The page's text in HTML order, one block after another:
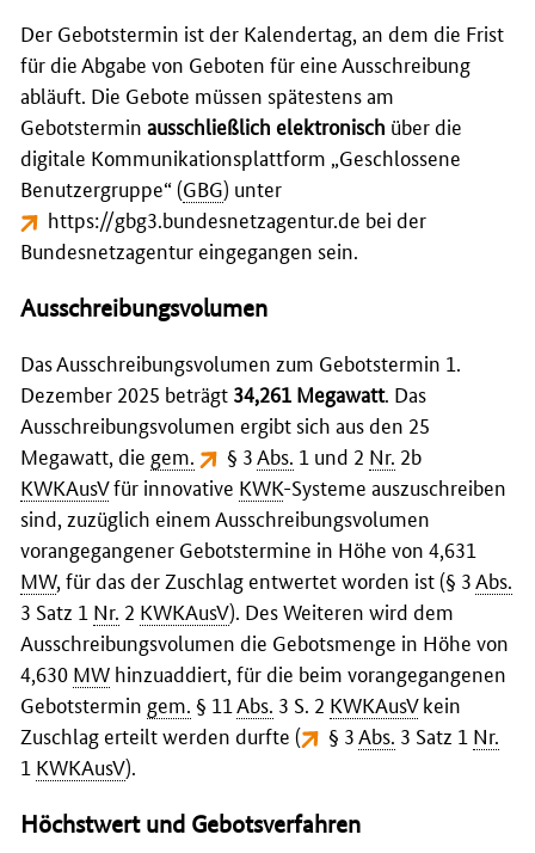
Der Gebotstermin ist der Kalendertag, an dem die Frist
für die Abgabe von Geboten für eine Ausschreibung
abläuft. Die Gebote müssen spätestens am
Gebotstermin ausschließlich elektronisch über die
digitale Kommunikationsplattform „Geschlossene
Benutzergruppe“ (GBG) unter
https://gbg3.bundesnetzagentur.de bei der
Bundesnetzagentur eingegangen sein.
Ausschreibungsvolumen
Das Ausschreibungsvolumen zum Gebotstermin 1.
Dezember 2025 beträgt 34,261 Megawatt. Das
Ausschreibungsvolumen ergibt sich aus den 25
Megawatt, die gem. § 3Abs. 1 und 2 Nr. 2b
KWKAusVfür innovative KWK-Systeme auszuschreiben
sind, zuzüglich einem Ausschreibungsvolumen
vorangegangener Gebotstermine in Höhe von 4,631
MW, für das der Zuschlag entwertet worden ist (§ 3Abs.
3 Satz 1 Nr. 2 KWKAusV). Des Weiteren wird dem
Ausschreibungsvolumen die Gebotsmenge in Höhe von
4,630 MW hinzuaddiert, für die beim vorangegangenen
Gebotstermin gem. § 11 Abs. 3 S. 2 KWKAusVkein
Zuschlag erteilt werden durfte (
§ 3Abs. 3 Satz 1 Nr.
1 KWKAusV).
Höchstwert und Gebotsverfahren